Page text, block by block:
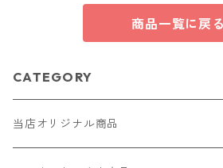
商品一覧に戻る
CATEGORY
当店オリジナル商品